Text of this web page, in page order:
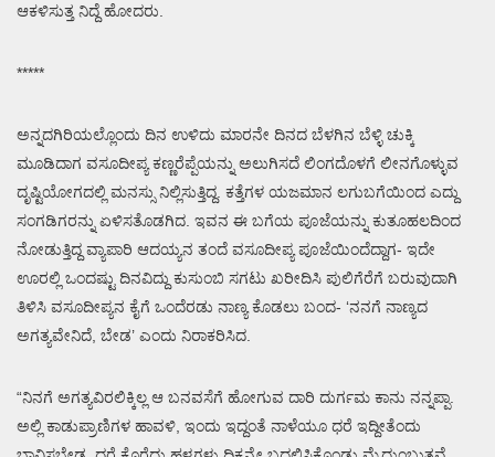
ಆಕಳಿಸುತ್ತ ನಿದ್ದೆ ಹೋದರು.
*****
ಅನ್ನದಗಿರಿಯಲ್ಲೊಂದು ದಿನ ಉಳಿದು ಮಾರನೇ ದಿನದ ಬೆಳಗಿನ ಬೆಳ್ಳಿ ಚುಕ್ಕಿ
ಮೂಡಿದಾಗ ವಸೂದೀಪ್ಯ ಕಣ್ಣರೆಪ್ಪೆಯನ್ನು ಅಲುಗಿಸದೆ ಲಿಂಗದೊಳಗೆ ಲೀನಗೊಳ್ಳುವ
ದೃಷ್ಟಿಯೋಗದಲ್ಲಿ ಮನಸ್ಸು ನಿಲ್ಲಿಸುತ್ತಿದ್ದ. ಕತ್ತೆಗಳ ಯಜಮಾನ ಲಗುಬಗೆಯಿಂದ ಎದ್ದು
ಸಂಗಡಿಗರನ್ನು ಏಳಿಸತೊಡಗಿದ. ಇವನ ಈ ಬಗೆಯ ಪೂಜೆಯನ್ನು ಕುತೂಹಲದಿಂದ
ನೋಡುತ್ತಿದ್ದ ವ್ಯಾಪಾರಿ ಆದಯ್ಯನ ತಂದೆ ವಸೂದೀಪ್ಯ ಪೂಜೆಯಿಂದೆದ್ದಾಗ- ಇದೇ
ಊರಲ್ಲಿ ಒಂದಷ್ಟು ದಿನವಿದ್ದು ಕುಸುಂಬಿ ಸಗಟು ಖರೀದಿಸಿ ಪುಲಿಗೆರೆಗೆ ಬರುವುದಾಗಿ
ತಿಳಿಸಿ ವಸೂದೀಪ್ಯನ ಕೈಗೆ ಒಂದೆರಡು ನಾಣ್ಯ ಕೊಡಲು ಬಂದ- ‘ನನಗೆ ನಾಣ್ಯದ
ಅಗತ್ಯವೇನಿದೆ, ಬೇಡ’ ಎಂದು ನಿರಾಕರಿಸಿದ.
“ನಿನಗೆ ಅಗತ್ಯವಿರಲಿಕ್ಕಿಲ್ಲ ಆ ಬನವಸೆಗೆ ಹೋಗುವ ದಾರಿ ದುರ್ಗಮ ಕಾನು ನನ್ನಪ್ಪಾ.
ಅಲ್ಲಿ ಕಾಡುಪ್ರಾಣಿಗಳ ಹಾವಳಿ, ಇಂದು ಇದ್ದಂತೆ ನಾಳೆಯೂ ಧರೆ ಇದ್ದೀತೆಂದು